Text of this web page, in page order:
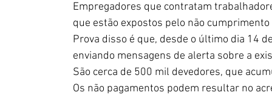
Empregadores que contratam
que estão expostos pelo não
Prova disso é que, desde o último dia 14
enviando mensagens de alerta sobre a
São cerca de 500 mil devedores, que
Os não pagamentos podem resultar no